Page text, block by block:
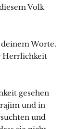
Volk
deinem Worte.
Herrlichkeit
gesehen
und in
und